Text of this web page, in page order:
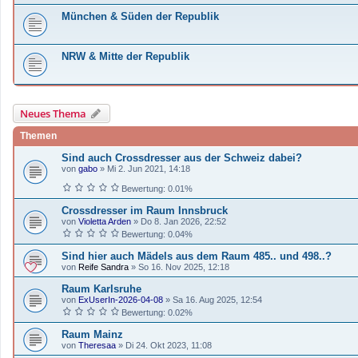
München & Süden der Republik
NRW & Mitte der Republik
Neues Thema
Themen
Sind auch Crossdresser aus der Schweiz dabei?
von gabo » Mi 2. Jun 2021, 14:18
Bewertung: 0.01%
Crossdresser im Raum Innsbruck
von Violetta Arden » Do 8. Jan 2026, 22:52
Bewertung: 0.04%
Sind hier auch Mädels aus dem Raum 485.. und 498..?
von Reife Sandra » So 16. Nov 2025, 12:18
Raum Karlsruhe
von ExUserIn-2026-04-08 » Sa 16. Aug 2025, 12:54
Bewertung: 0.02%
Raum Mainz
von Theresaa » Di 24. Okt 2023, 11:08